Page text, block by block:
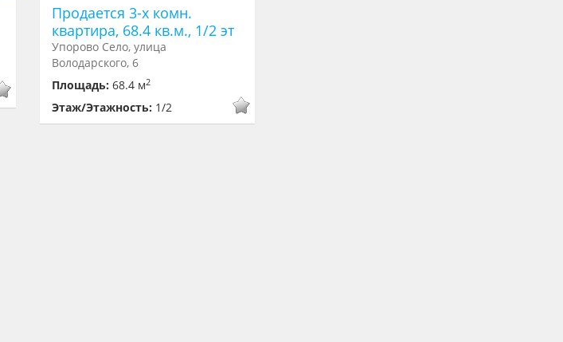
Продается 3-х комн.
квартира, 68.4 кв.м., 1/2 эт
Упорово Село, улица
Володарского, 6
Площадь: 68.4 м2
Этаж/Этажность: 1/2